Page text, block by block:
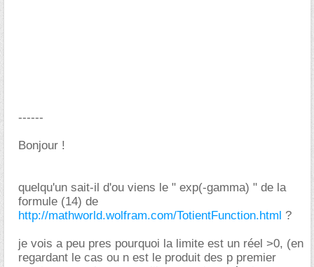
------
Bonjour !
quelqu'un sait-il d'ou viens le " exp(-gamma) " de la
formule (14) de
http://mathworld.wolfram.com/TotientFunction.html ?
je vois a peu pres pourquoi la limite est un réel >0, (en
regardant le cas ou n est le produit des p premier